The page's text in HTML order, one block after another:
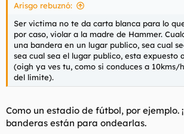
Arisgo rebuznó:
Ser victima no te da carta blanca para lo
por caso, violar a la madre de Hammer.
una bandera en un lugar publico, sea cual
sea cual sea el lugar publico, esta expuesto
(oigh ya ves tu, como si conduces a 10kms/
del limite).
Como un estadio de fútbol, por ejemplo.
banderas están para ondearlas.